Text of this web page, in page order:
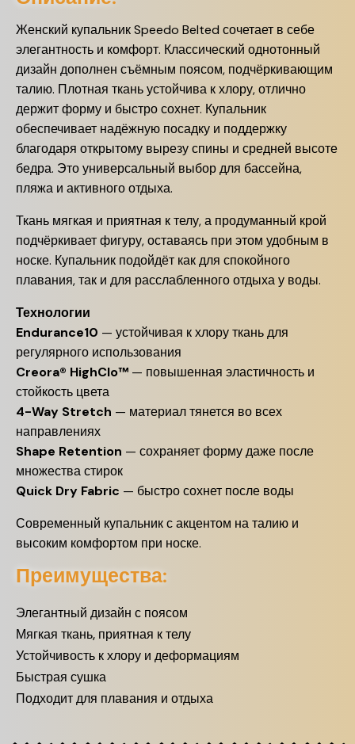
Женский купальник Speedo Belted сочетает в себе
элегантность и комфорт. Классический однотонный
дизайн дополнен съёмным поясом, подчёркивающим
талию. Плотная ткань устойчива к хлору, отлично
держит форму и быстро сохнет. Купальник
обеспечивает надёжную посадку и поддержку
благодаря открытому вырезу спины и средней высоте
бедра. Это универсальный выбор для бассейна,
пляжа и активного отдыха.
Ткань мягкая и приятная к телу, а продуманный крой
подчёркивает фигуру, оставаясь при этом удобным в
носке. Купальник подойдёт как для спокойного
плавания, так и для расслабленного отдыха у воды.
Технологии
Endurance10 — устойчивая к хлору ткань для
регулярного использования
Creora® HighClo™ — повышенная эластичность и
стойкость цвета
4-Way Stretch — материал тянется во всех
направлениях
Shape Retention — сохраняет форму даже после
множества стирок
Quick Dry Fabric — быстро сохнет после воды
Современный купальник с акцентом на талию и
высоким комфортом при носке.
Преимущества:
Элегантный дизайн с поясом
Мягкая ткань, приятная к телу
Устойчивость к хлору и деформациям
Быстрая сушка
Подходит для плавания и отдыха